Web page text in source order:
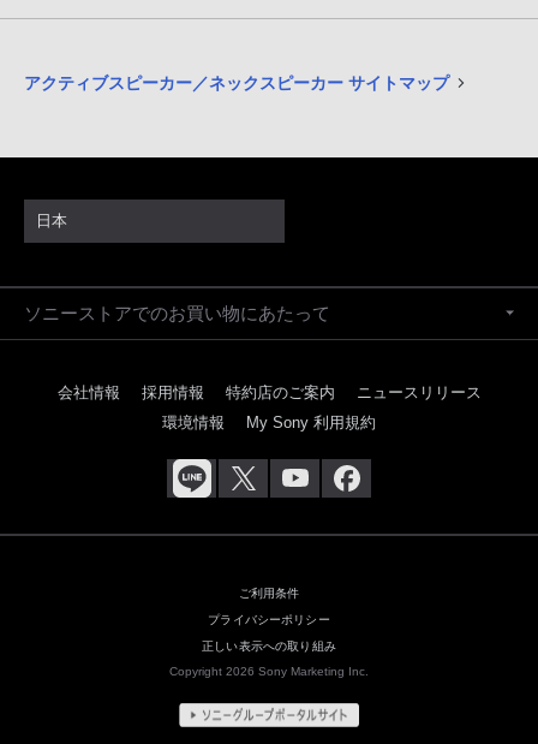
アクティブスピーカー／ネックスピーカー サイトマップ
日本
ソニーストアでのお買い物にあたって
会社情報 採用情報 特約店のご案内
ニュースリリース
環境情報
My Sony 利用規約
ご利用条件
プライバシーポリシー
正しい表示への取り組み
Copyright 2026 Sony Marketing Inc.